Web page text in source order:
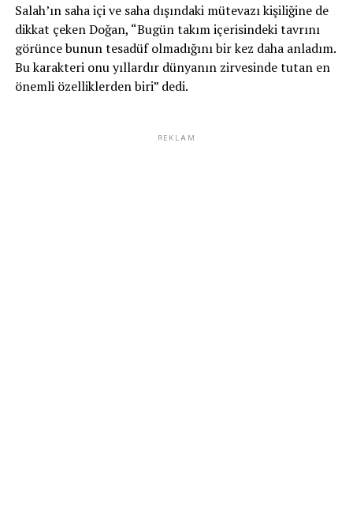
Salah’ın saha içi ve saha dışındaki mütevazı kişiliğine de
dikkat çeken Doğan, “Bugün takım içerisindeki tavrını
görünce bunun tesadüf olmadığını bir kez daha anladım.
Bu karakteri onu yıllardır dünyanın zirvesinde tutan en
önemli özelliklerden biri” dedi.
REKLAM